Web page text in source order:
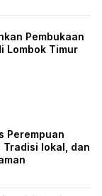
Pembukaan
Lombok Timur
Perempuan
Tradisi lokal, dan